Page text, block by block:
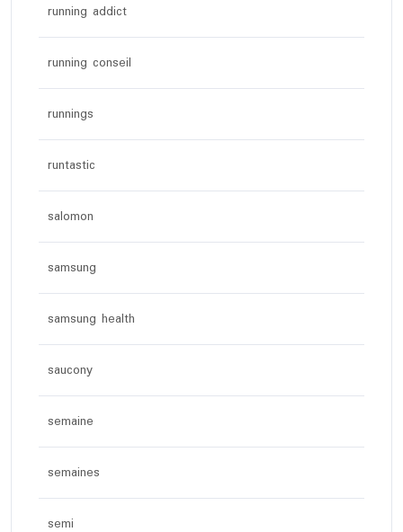
running addict
running conseil
runnings
runtastic
salomon
samsung
samsung health
saucony
semaine
semaines
semi